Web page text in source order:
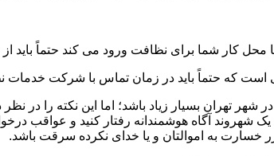
محل کار شما برای نظافت ورود می کند حتماً
است که حتماً باید در زمان تماس با شرکت
تهران بسیار زیاد باشد؛ اما این نکته را در
شهروند آگاه هوشمندانه رفتار کنید و عواقب
خسارت به اموالتان و یا خدای نکرده سرقت باشد.